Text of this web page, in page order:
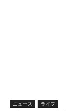
ニュース ライフ